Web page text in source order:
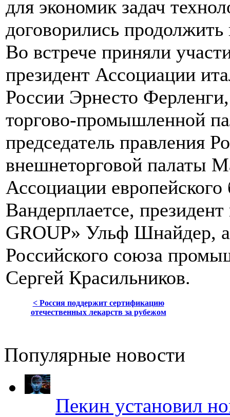
для экономик задач
договорились продолжить
Во встрече приняли
президент Ассоциации
России Эрнесто
торгово-промышленной
председатель правления
внешнеторговой палаты
Ассоциации
Вандерплаетсе,
GROUP» Ульф Шнайдер,
Российского союза
Сергей Красильников.
< Россия поддержит сертификацию
отечественных лекарств за рубежом
Популярные новости
Пекин установил